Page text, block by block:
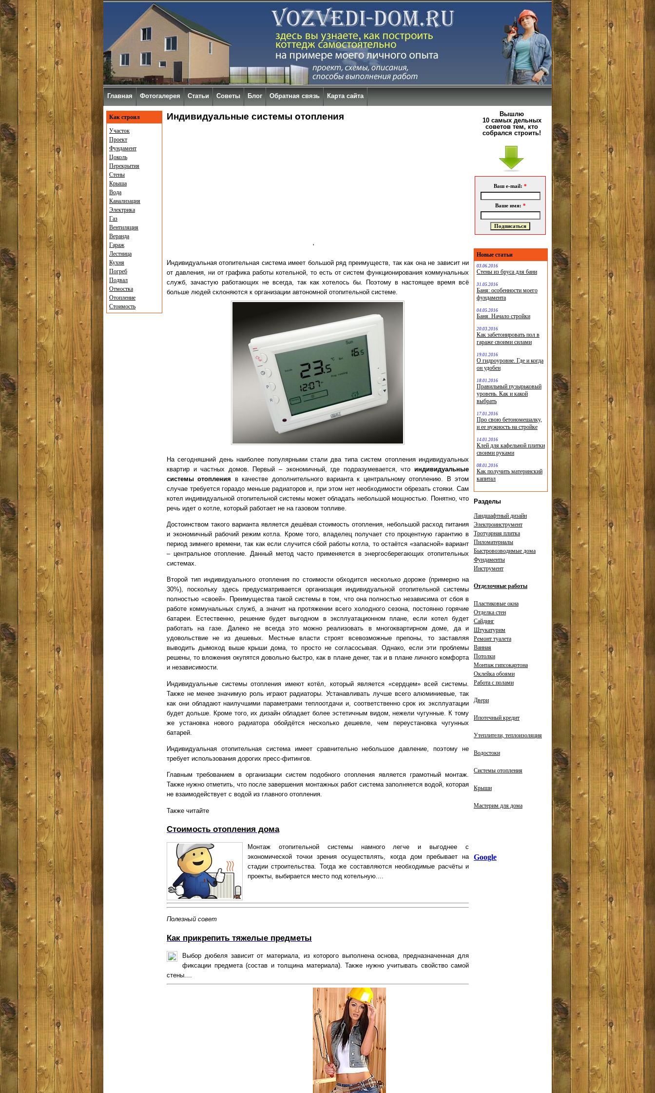
Индивидуальные системы отопления
'
Индивидуальная отопительная система имеет большой ряд преимуществ, так как она не зависит ни
от давления, ни от графика работы котельной, то есть от систем функционирования коммунальных
служб, зачастую работающих не всегда, так как хотелось бы. Поэтому в настоящее время всё
больше людей склоняются к организации автономной отопительной системе.
На сегодняшний день наиболее популярными стали два типа систем отопления индивидуальных
квартир и частных домов. Первый – экономичный, где подразумевается, что индивидуальные
системы отопления в качестве дополнительного варианта к центральному отоплению. В этом
случае требуется гораздо меньше радиаторов и, при этом нет необходимости обрезать стояки. Сам
котел индивидуальной отопительной системы может обладать небольшой мощностью. Понятно, что
речь идет о котле, который работает не на газовом топливе.
Достоинством такого варианта является дешёвая стоимость отопления, небольшой расход питания
и экономичный рабочий режим котла. Кроме того, владелец получает сто процентную гарантию в
период зимнего времени, так как если случится сбой работы котла, то остаётся «запасной» вариант
– центральное отопление. Данный метод часто применяется в энергосберегающих отопительных
системах.
Второй тип индивидуального отопления по стоимости обходится несколько дороже (примерно на
30%), поскольку здесь предусматривается организация индивидуальной отопительной системы
полностью «своей». Преимущества такой системы в том, что она полностью независима от сбоя в
работе коммунальных служб, а значит на протяжении всего холодного сезона, постоянно горячие
батареи. Естественно, решение будет выгодном в эксплуатационном плане, если котел будет
работать на газе. Далеко не всегда это можно реализовать в многоквартирном доме, да и
удовольствие не из дешевых. Местные власти строят всевозможные препоны, то заставляя
выводить дымоход выше крыши дома, то просто не согласосывая. Однако, если эти проблемы
решены, то вложения окупятся довольно быстро, как в плане денег, так и в плане личного комфорта
и независимости.
Индивидуальные системы отопления имеют котёл, который является «сердцем» всей системы.
Также не менее значимую роль играют радиаторы. Устанавливать лучше всего алюминиевые, так
как они обладают наилучшими параметрами теплоотдачи и, соответственно срок их эксплуатации
будет дольше. Кроме того, их дизайн обладает более эстетичным видом, нежели чугунные. К тому
же установка нового радиатора обойдётся несколько дешевле, чем переустановка чугунных
батарей.
Индивидуальная отопительная система имеет сравнительно небольшое давление, поэтому не
требует использования дорогих пресс-фитингов.
Главным требованием в организации систем подобного отопления является грамотный монтаж.
Также нужно отметить, что после завершения монтажных работ система заполняется водой, которая
не взаимодействует с водой из главного отопления.
Также читайте
Стоимость отопления дома
Монтаж отопительной системы намного легче и выгоднее с
экономической точки зрения осуществлять, когда дом пребывает на
стадии строительства. Тогда же составляются необходимые расчёты и
проекты, выбирается место под котельную....
Полезный совет
Как прикрепить тяжелые предметы
Выбор дюбеля зависит от материала, из которого выполнена основа, предназначенная для
фиксации предмета (состав и толщина материала). Также нужно учитывать свойство самой
стены....
Как строил
Участок
Проект
Фундамент
Цоколь
Перекрытия
Стены
Крыша
Вода
Канализация
Электрика
Газ
Вентиляция
Веранда
Гараж
Лестница
Кухня
Погреб
Подвал
Отмостка
Отопление
Стоимость
Вышлю
10 самых дельных
советов тем, кто
собрался строить!
Ваш e-mail: *
Ваше имя: *
Новые статьи
03.06.2016
Стены из бруса для бани
31.05.2016
Баня: особенности моего
фундамента
04.05.2016
Баня. Начало стройки
20.03.2016
Как забетонировать пол в
гараже своими силами
19.01.2016
О гидроуровне. Где и когда
он удобен
18.01.2016
Правильный пузырьковый
уровень. Как и какой
выбрать
17.01.2016
Про свою бетономешалку,
и ее нужность на стройке
14.01.2016
Клей для кафельной плитки
своими руками
08.01.2016
Как получить материнский
капитал
Разделы
Ландшафтный дизайн
Электроинструмент
Тротуарная плитка
Пиломатериалы
Быстровозводимые дома
Фундаменты
Инструмент
Отделочные работы
Пластиковые окна
Отделка стен
Сайдинг
Штукатурим
Ремонт туалета
Ванная
Потолки
Монтаж гипсокартона
Оклейка обоями
Работа с полами
Двери
Ипотечный кредит
Утеплители, теплоизоляция
Водостоки
Системы отопления
Крыши
Мастерим для дома
Google
Главная Фотогалерея Статьи Советы Блог Обратная связь Карта сайта